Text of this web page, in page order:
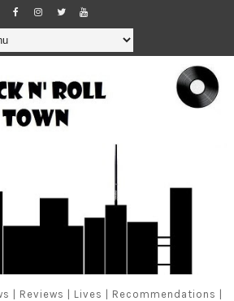
| Reviews | Lives | Recommendations |